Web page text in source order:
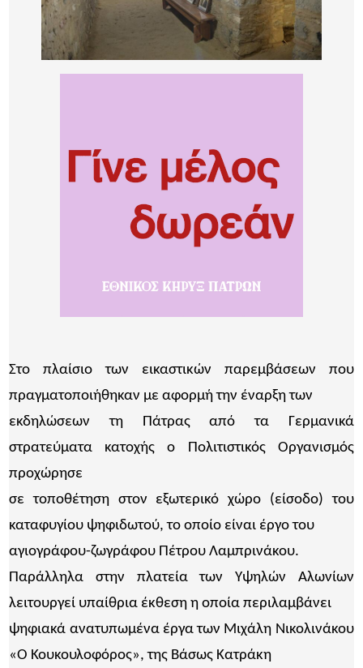
Στο πλαίσιο των εικαστικών παρεμβάσεων που
πραγματοποιήθηκαν με αφορμή την έναρξη των
εκδηλώσεων τη Πάτρας από τα Γερμανικά
στρατεύματα κατοχής ο Πολιτιστικός Οργανισμός
προχώρησε
σε τοποθέτηση στον εξωτερικό χώρο (είσοδο) του
καταφυγίου ψηφιδωτού, το οποίο είναι έργο του
αγιογράφου-ζωγράφου Πέτρου Λαμπρινάκου.
Παράλληλα στην πλατεία των Yψηλών Αλωνίων
λειτουργεί υπαίθρια έκθεση η οποία περιλαμβάνει
ψηφιακά ανατυπωμένα έργα των Μιχάλη Νικολινάκου
«Ο Κουκουλοφόρος», της Βάσως Κατράκη